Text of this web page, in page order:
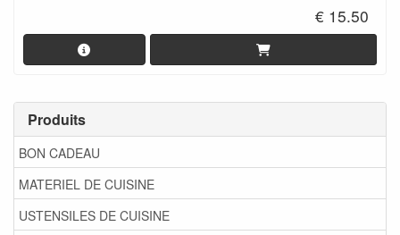
Produits
BON CADEAU
MATERIEL DE CUISINE
USTENSILES DE CUISINE
€ 15.50